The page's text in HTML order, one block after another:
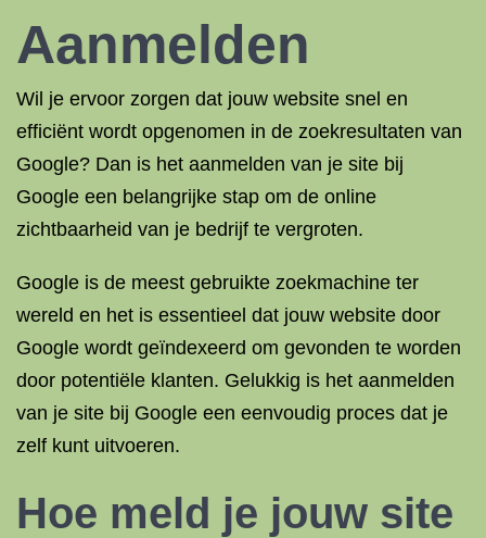
Aanmelden
Wil je ervoor zorgen dat jouw website snel en
efficiënt wordt opgenomen in de zoekresultaten van
Google? Dan is het aanmelden van je site bij
Google een belangrijke stap om de online
zichtbaarheid van je bedrijf te vergroten.
Google is de meest gebruikte zoekmachine ter
wereld en het is essentieel dat jouw website door
Google wordt geïndexeerd om gevonden te worden
door potentiële klanten. Gelukkig is het aanmelden
van je site bij Google een eenvoudig proces dat je
zelf kunt uitvoeren.
Hoe meld je jouw site